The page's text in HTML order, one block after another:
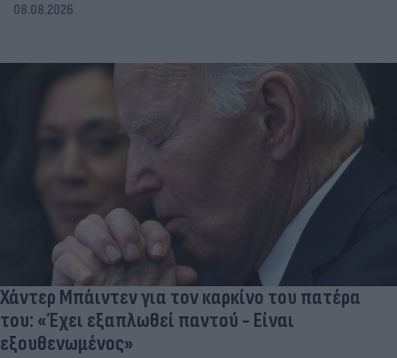
08.08.2026
Χάντερ Μπάιντεν για τον καρκίνο του πατέρα
του: «Έχει εξαπλωθεί παντού - Είναι
εξουθενωμένος»